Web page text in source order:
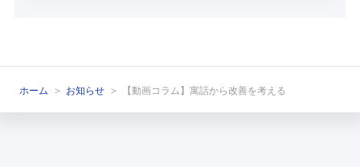
ホーム お知らせ 【動画コラム】寓話から改善を考える